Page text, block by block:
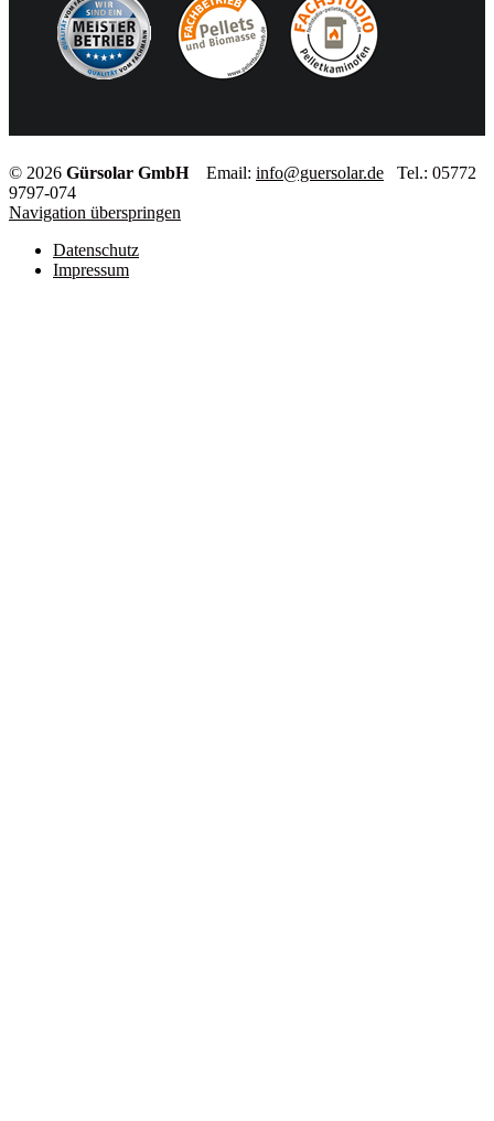
© 2026 Gürsolar GmbHEmail: info@guersolar.de Tel.: 05772
9797-074
Navigation überspringen
Datenschutz
Impressum